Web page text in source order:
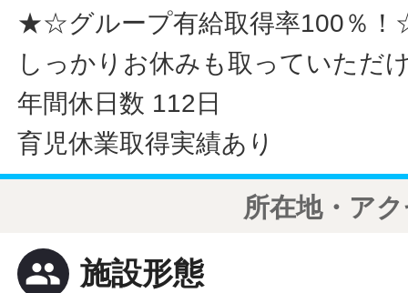
★☆グループ有給取得率100％
しっかりお休みも取っていただ
年間休日数 112日
育児休業取得実績あり
所在地・ア
people 施設形態